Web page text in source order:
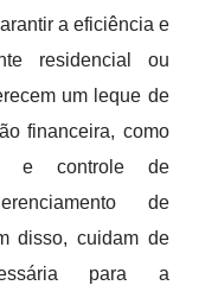
a eficiência e
residencial ou
um leque de
financeira, como
e controle de
de
disso, cuidam de
para a